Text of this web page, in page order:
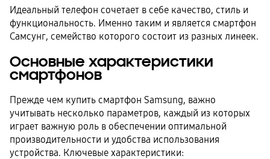
Идеальный телефон сочетает в себе качество, стиль и
функциональность. Именно таким и является смартфон
Самсунг, семейство которого состоит из разных линеек.
Основные характеристики
смартфонов
Прежде чем купить смартфон Samsung, важно
учитывать несколько параметров, каждый из которых
играет важную роль в обеспечении оптимальной
производительности и удобства использования
устройства. Ключевые характеристики: